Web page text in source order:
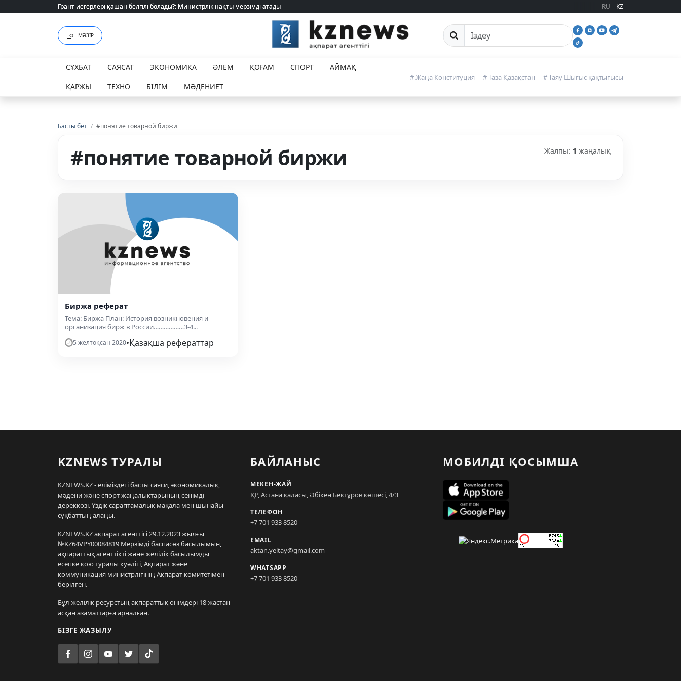
Грант иегерлері қашан белгілі болады?: Министрлік нақты мерзімді атады
Грант иегерлері қашан белгілі болады?: Министрлік нақты мерзімді атады RU KZ
МӘЗІР Сайттан іздеу
СҰХБАТ САЯСАТ ЭКОНОМИКА ӘЛЕМ ҚОҒАМ СПОРТ
АЙМАҚ
ҚАРЖЫ
ТЕХНО БІЛІМ МӘДЕНИЕТ
# Жаңа Конституция # Таза Қазақстан # Таяу Шығыс қақтығысы
Басты бет / #понятие товарной биржи
#понятие товарной биржи Жалпы: 1 жаңалық
Биржа реферат
Тема: Биржа План: История возникновения и
организация бирж в России………………3-4...
5 желтоқсан 2020•Қазақша рефераттар
KZNEWS ТУРАЛЫ
KZNEWS.KZ - еліміздегі басты саяси, экономикалық,
мәдени және спорт жаңалықтарының сенімді
дереккөзі. Үздік сараптамалық мақала мен шынайы
сұқбаттың алаңы.
KZNEWS.KZ ақпарат агенттігі 29.12.2023 жылғы
№KZ64VPY00084819 Мерзімді баспасөз басылымын,
ақпараттық агенттікті және желілік басылымды
есепке қою туралы куәлігі, Ақпарат және
коммуникация министрлігінің Ақпарат комитетімен
берілген.
Бұл желілік ресурстың ақпараттық өнімдері 18 жастан
асқан азаматтарға арналған.
БІЗГЕ ЖАЗЫЛУ
БАЙЛАНЫС
МЕКЕН-ЖАЙ
ҚР, Астана қаласы, Әбікен Бектұров көшесі, 4/3
ТЕЛЕФОН
+7 701 933 8520
EMAIL
aktan.yeltay@gmail.com
WHATSAPP
+7 701 933 8520
МОБИЛДІ ҚОСЫМША